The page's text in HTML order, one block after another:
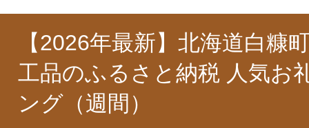
【2026年最新】北海道白糠
工品のふるさと納税 人気お
ング（週間）